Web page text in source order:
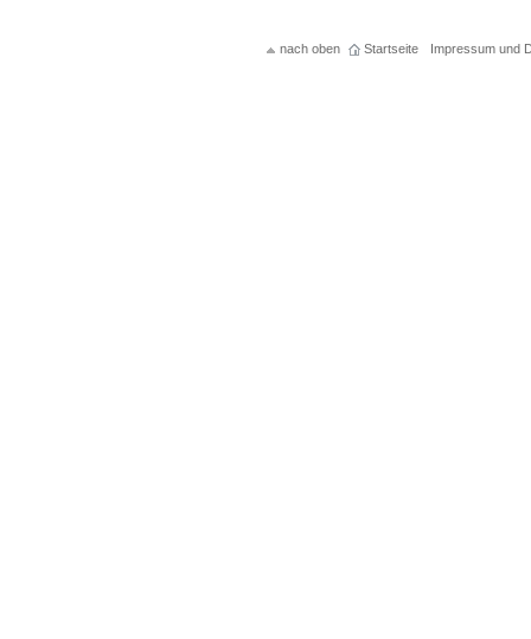
nach oben Startseite Impressum und